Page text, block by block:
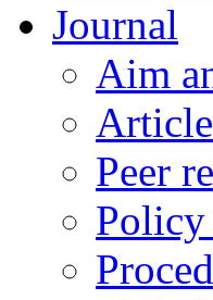
Journal
Aim
Peer